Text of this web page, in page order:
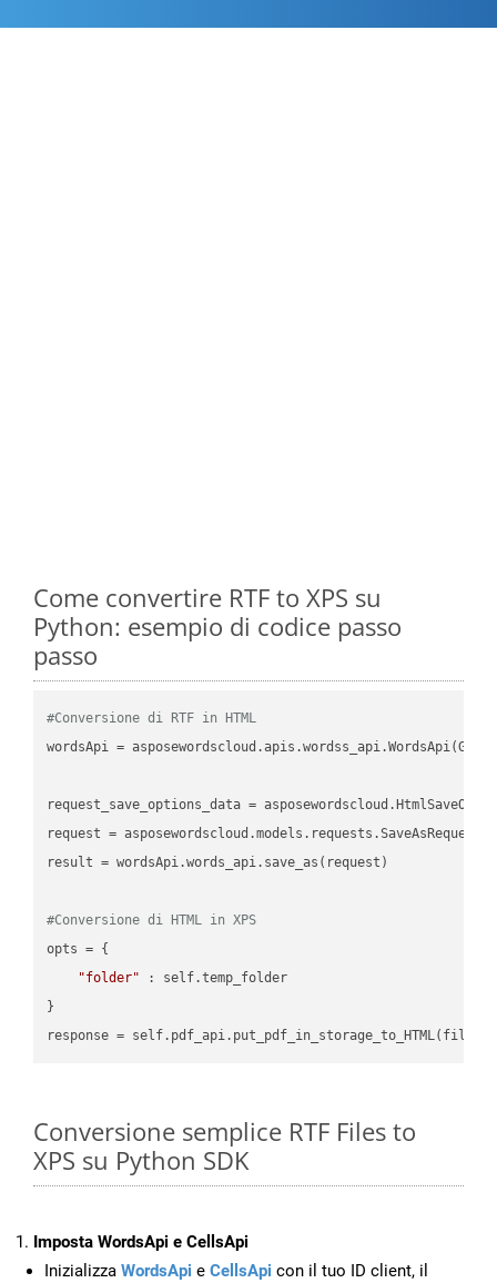
Come convertire RTF to XPS su
Python: esempio di codice passo
passo
#Conversione di RTF in HTML
wordsApi =
request_save_options_data =
request =
result = wordsApi.words_api.save_as(request)
#Conversione di HTML in XPS
opts = {
"folder" : self.temp_folder
}
Conversione semplice RTF Files to
XPS su Python SDK
Imposta WordsApi e CellsApi
Inizializza WordsApi e CellsApi con il tuo ID client, il